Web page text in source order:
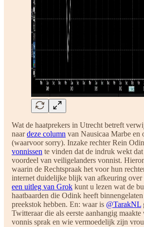
Wat de haatprekers in Utrecht betreft
naardeze column van Nausicaa Marbe en
(waarvoor sorry). Inzake rechter Rein
vonnissen te vinden dat de indruk wekt
voordeel van veiligelanders vonnist.
waarin de Rechtspraak het voor hun
internet duidelijke blijk van afkeuring
een uitleg van Grok kunt u lezen wat de
haatbaarden die Odink heeft
preekstok hebben. En: waar is @TarakNL
Twitteraar die als eerste aanhangig
vonnis sprak en wie vermoedelijk zijn